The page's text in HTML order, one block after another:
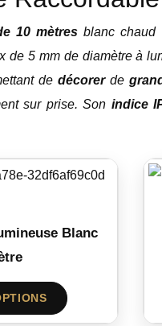
10 mètres blanc
de 5 mm de diamètre à
de décorerde
sur prise. Son indice
Blanc